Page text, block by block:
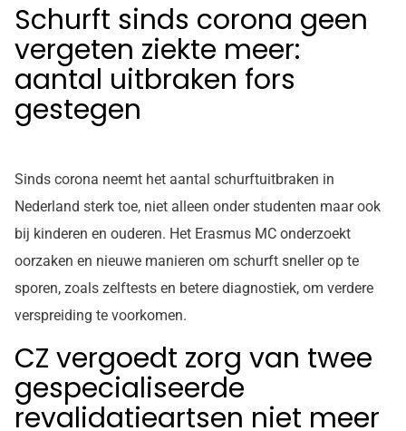
Schurft sinds corona geen
vergeten ziekte meer:
aantal uitbraken fors
gestegen
Sinds corona neemt het aantal schurftuitbraken in
Nederland sterk toe, niet alleen onder studenten maar ook
bij kinderen en ouderen. Het Erasmus MC onderzoekt
oorzaken en nieuwe manieren om schurft sneller op te
sporen, zoals zelftests en betere diagnostiek, om verdere
verspreiding te voorkomen.
CZ vergoedt zorg van twee
gespecialiseerde
revalidatieartsen niet meer